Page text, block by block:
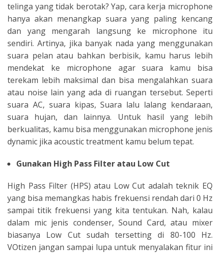
telinga yang tidak berotak? Yap, cara kerja microphone
hanya akan menangkap suara yang paling kencang
dan yang mengarah langsung ke microphone itu
sendiri. Artinya, jika banyak nada yang menggunakan
suara pelan atau bahkan berbisik, kamu harus lebih
mendekat ke microphone agar suara kamu bisa
terekam lebih maksimal dan bisa mengalahkan suara
atau noise lain yang ada di ruangan tersebut. Seperti
suara AC, suara kipas, Suara lalu lalang kendaraan,
suara hujan, dan lainnya. Untuk hasil yang lebih
berkualitas, kamu bisa menggunakan microphone jenis
dynamic jika acoustic treatment kamu belum tepat.
Gunakan High Pass Filter atau Low Cut
High Pass Filter (HPS) atau Low Cut adalah teknik EQ
yang bisa memangkas habis frekuensi rendah dari 0 Hz
sampai titik frekuensi yang kita tentukan. Nah, kalau
dalam mic jenis condenser, Sound Card, atau mixer
biasanya Low Cut sudah tersetting di 80-100 Hz.
VOtizen jangan sampai lupa untuk menyalakan fitur ini